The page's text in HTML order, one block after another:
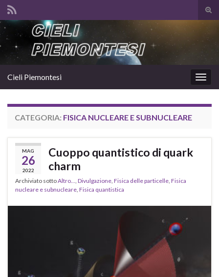
il
Search for:
la
Cieli Piemontesi
CATEGORIA: FISICA NUCLEARE E SUBNUCLEARE
MAG
26
2022
Cuoppo quantistico di quark
charm
Archiviato sottoAltro..., Divulgazione, Fisica delle particelle, Fisica
nucleare e subnucleare, Fisica quantistica